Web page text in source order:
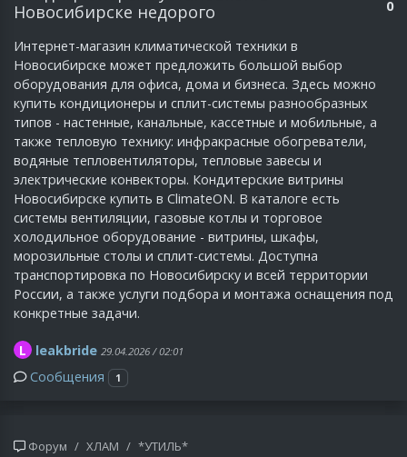
Новосибирске недорого
0
Интернет-магазин климатической техники в
Новосибирске может предложить большой выбор
оборудования для офиса, дома и бизнеса. Здесь можно
купить кондиционеры и сплит-системы разнообразных
типов - настенные, канальные, кассетные и мобильные, а
также тепловую технику: инфракрасные обогреватели,
водяные тепловентиляторы, тепловые завесы и
электрические конвекторы. Кондитерские витрины
Новосибирске купить в ClimateON. В каталоге есть
системы вентиляции, газовые котлы и торговое
холодильное оборудование - витрины, шкафы,
морозильные столы и сплит-системы. Доступна
транспортировка по Новосибирску и всей территории
России, а также услуги подбора и монтажа оснащения под
конкретные задачи.
L leakbride 29.04.2026 / 02:01
Сообщения 1
Форум ХЛАМ *УТИЛЬ*